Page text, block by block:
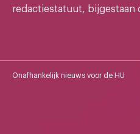
redactiestatuut, bijgestaan
Onafhankelijk nieuws voor de HU